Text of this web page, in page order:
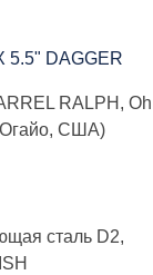
5.5" DAGGER
RALPH,
США)
сталь D2,